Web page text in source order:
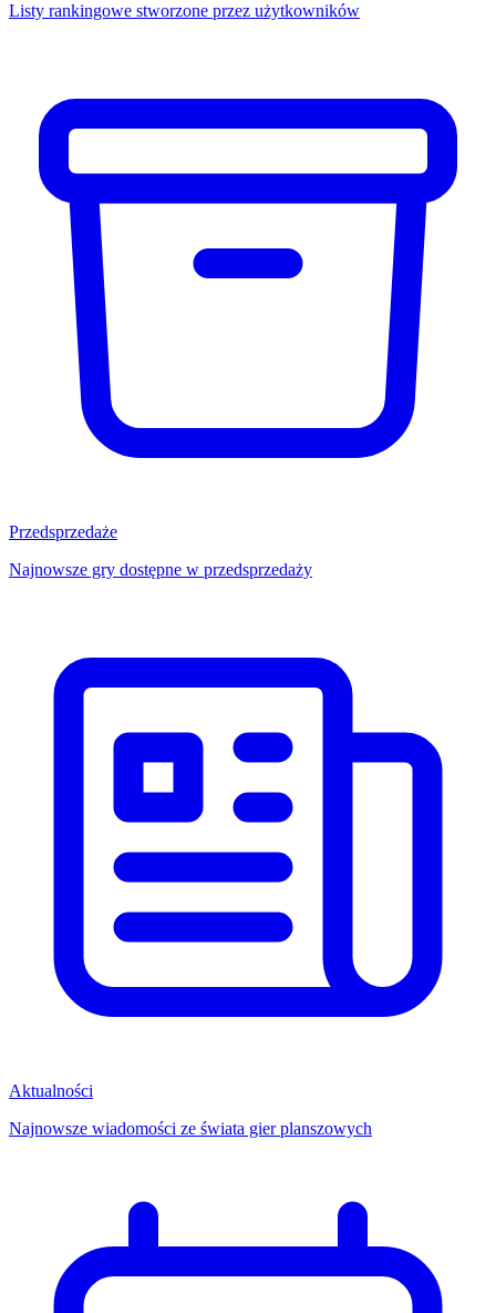
Listy rankingowe stworzone przez użytkowników
Przedsprzedaże
Najnowsze gry dostępne w przedsprzedaży
Aktualności
Najnowsze wiadomości ze świata gier planszowych